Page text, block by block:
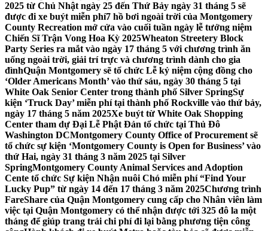
2025 từ Chủ Nhật ngày 25 đến Thứ Bảy ngày 31 tháng 5 sẽ
được đi xe buýt miễn phí7 hồ bơi ngoài trời của Montgomery
County Recreation mở cửa vào cuối tuần ngày lễ tưởng niệm
Chiến Sĩ Trận Vong Hoa Kỳ 2025Wheaton Streetery Block
Party Series ra mắt vào ngày 17 tháng 5 với chương trình ăn
uống ngoài trời, giải trí trực và chương trình dành cho gia
đìnhQuận Montgomery sẽ tổ chức Lễ kỷ niệm cộng đồng cho
‘Older Americans Month’ vào thứ sáu, ngày 30 tháng 5 tại
White Oak Senior Center trong thành phố Silver SpringSự
kiện ‘Truck Day’ miễn phí tại thành phố Rockville vào thứ bảy,
ngày 17 tháng 5 năm 2025Xe buýt từ White Oak Shopping
Center tham dự Đại Lễ Phật Đản tổ chức tại Thủ Đô
Washington DCMontgomery County Office of Procurement sẽ
tổ chức sự kiện ‘Montgomery County is Open for Business’ vào
thứ Hai, ngày 31 tháng 3 năm 2025 tại Silver
SpringMontgomery County Animal Services and Adoption
Cente tổ chức Sự kiện Nhận nuôi Chó miễn phí “Find Your
Lucky Pup” từ ngày 14 đến 17 tháng 3 năm 2025Chương trình
FareShare của Quận Montgomery cung cấp cho Nhân viên làm
việc tại Quận Montgomery có thể nhận được tới 325 đô la một
tháng để giúp trang trải chi phí đi lại bằng phương tiện công